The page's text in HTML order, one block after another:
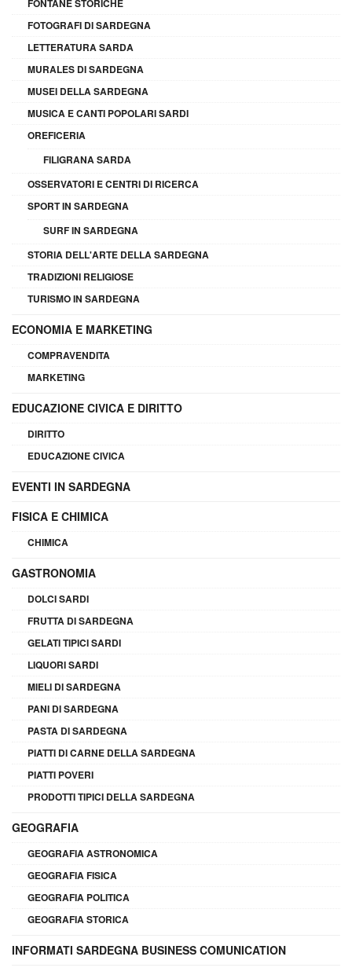
FONTANE STORICHE
FOTOGRAFI DI SARDEGNA
LETTERATURA SARDA
MURALES DI SARDEGNA
MUSEI DELLA SARDEGNA
MUSICA E CANTI POPOLARI SARDI
OREFICERIA
FILIGRANA SARDA
OSSERVATORI E CENTRI DI RICERCA
SPORT IN SARDEGNA
SURF IN SARDEGNA
STORIA DELL'ARTE DELLA SARDEGNA
TRADIZIONI RELIGIOSE
TURISMO IN SARDEGNA
ECONOMIA E MARKETING
COMPRAVENDITA
MARKETING
EDUCAZIONE CIVICA E DIRITTO
DIRITTO
EDUCAZIONE CIVICA
EVENTI IN SARDEGNA
FISICA E CHIMICA
CHIMICA
GASTRONOMIA
DOLCI SARDI
FRUTTA DI SARDEGNA
GELATI TIPICI SARDI
LIQUORI SARDI
MIELI DI SARDEGNA
PANI DI SARDEGNA
PASTA DI SARDEGNA
PIATTI DI CARNE DELLA SARDEGNA
PIATTI POVERI
PRODOTTI TIPICI DELLA SARDEGNA
GEOGRAFIA
GEOGRAFIA ASTRONOMICA
GEOGRAFIA FISICA
GEOGRAFIA POLITICA
GEOGRAFIA STORICA
INFORMATI SARDEGNA BUSINESS COMUNICATION